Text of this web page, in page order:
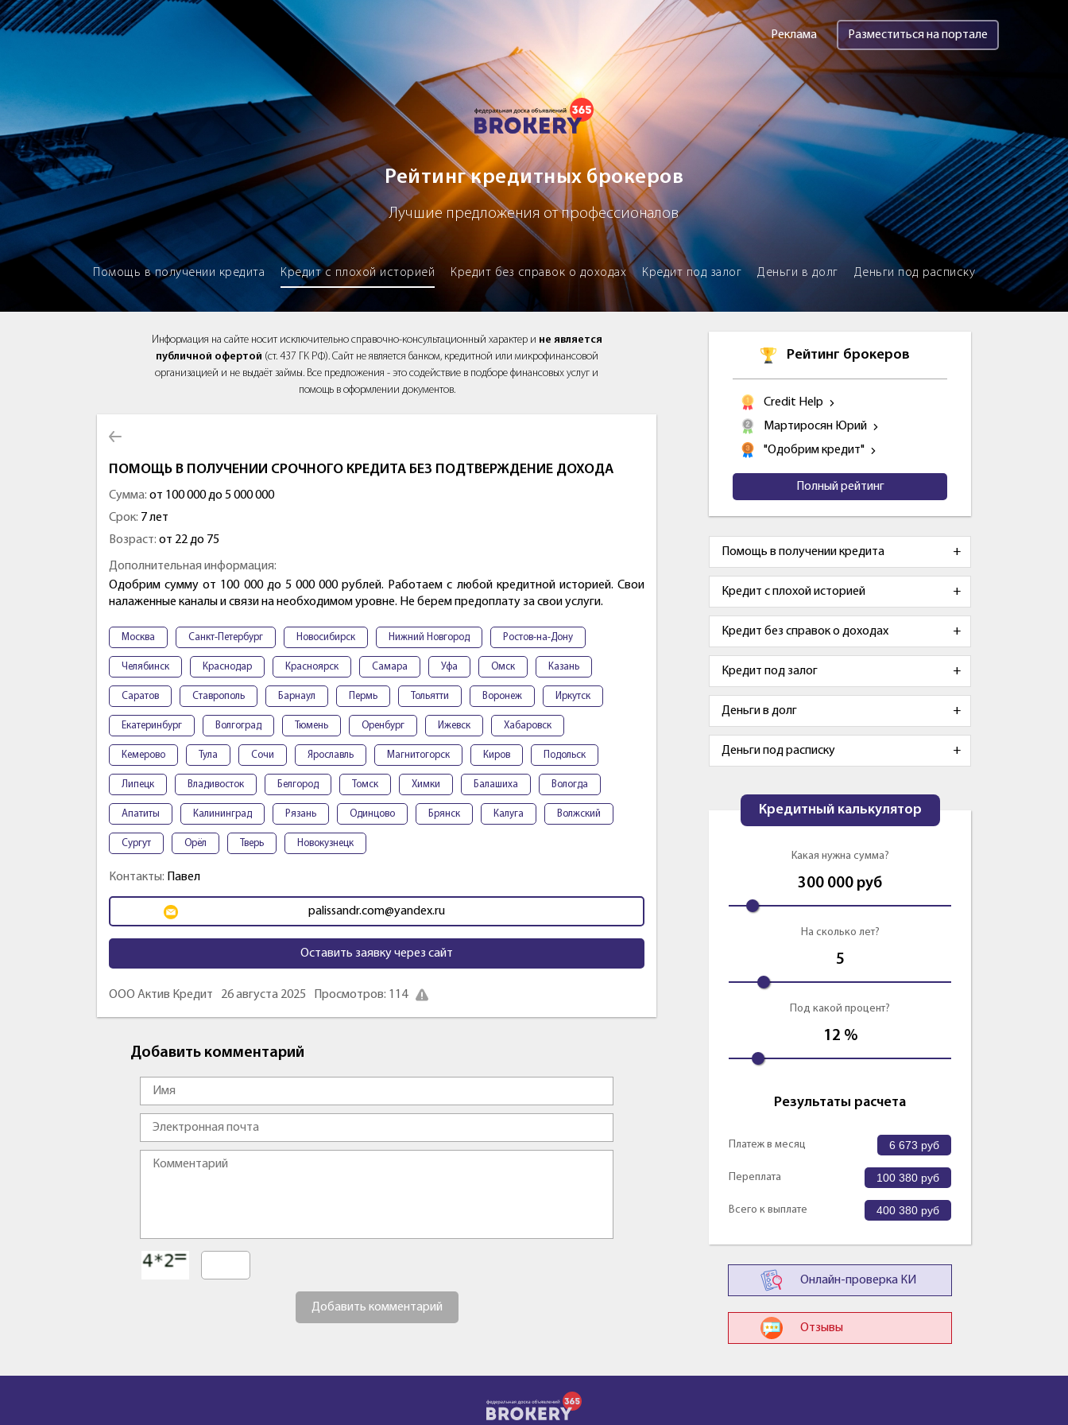
Brokery365 - Рейтинг кредитных брокеров
Реклама Разместиться на портале
Рейтинг кредитных брокеров
Лучшие предложения от профессионалов
Помощь в получении кредита Кредит с плохой историей Кредит без справок о доходах Кредит под залог Деньги в долг Деньги под расписку
Информация на сайте носит исключительно справочно-консультационный характер и не является
публичной офертой (ст. 437 ГК РФ). Сайт не является банком, кредитной или микрофинансовой
организацией и не выдаёт займы. Все предложения - это содействие в подборе финансовых услуг и
помощь в оформлении документов.
ПОМОЩЬ В ПОЛУЧЕНИИ СРОЧНОГО КРЕДИТА БЕЗ ПОДТВЕРЖДЕНИЕ ДОХОДА
Сумма: от 100 000 до 5 000 000
Срок: 7 лет
Возраст: от 22 до 75
Дополнительная информация:
Одобрим сумму от 100 000 до 5 000 000 рублей. Работаем с любой кредитной историей. Свои
налаженные каналы и связи на необходимом уровне. Не берем предоплату за свои услуги.
Москва Санкт-Петербург Новосибирск Нижний Новгород Ростов-на-Дону
Челябинск Краснодар Красноярск Самара Уфа Омск Казань
Саратов Ставрополь Барнаул Пермь Тольятти Воронеж Иркутск
Екатеринбург Волгоград Тюмень Оренбург Ижевск Хабаровск
Кемерово Тула Сочи Ярославль Магнитогорск Киров Подольск
Липецк Владивосток Белгород Томск Химки Балашиха Вологда
Апатиты Калининград Рязань Одинцово Брянск Калуга Волжский
Сургут Орёл Тверь Новокузнецк
Контакты: Павел
palissandr.com@yandex.ru
Оставить заявку через сайт
ООО Актив Кредит 26 августа 2025 Просмотров: 114
Добавить комментарий
Добавить комментарий
Рейтинг брокеров
Credit Help
Мартиросян Юрий
"Одобрим кредит"
Полный рейтинг
Помощь в получении кредита
Кредит с плохой историей
Кредит без справок о доходах
Кредит под залог
Деньги в долг
Деньги под расписку
Кредитный калькулятор
Какая нужна сумма?
300 000 руб
На сколько лет?
5
Под какой процент?
12 %
Результаты расчета
Платеж в месяц 6 673 руб
Переплата 100 380 руб
Всего к выплате 400 380 руб
Онлайн-проверка КИ
Отзывы